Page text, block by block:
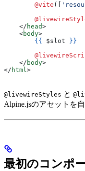
        @vite
([
    </
head>
    <
body>
        {{
$slot }}
    </
body>
</ html >
@livewireStyles と
Alpine.jsのアセットを
最初のコンポ